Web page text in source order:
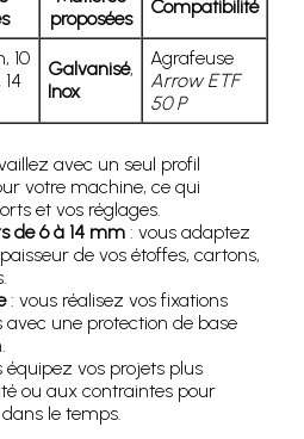
proposées
Compatibilité
10
Galvanisé,
Inox
Agrafeuse
Arrow ETF
50 P
avec un seul profil
votre machine, ce qui
et vos réglages.
de 6 à 14 mm : vous adaptez
de vos étoffes, cartons,
: vous réalisez vos fixations
avec une protection de base
équipez vos projets plus
ou aux contraintes pour
le temps.